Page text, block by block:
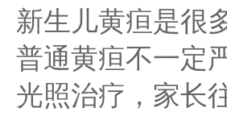
新生儿黄疸是很
普通黄疸不一定
光照治疗，家长